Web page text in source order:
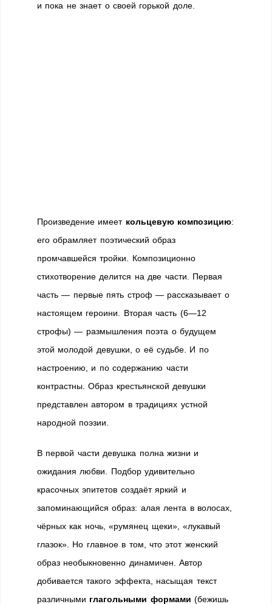
и пока не знает о своей горькой доле.
Произведение имеет кольцевую композицию:
его обрамляет поэтический образ
промчавшейся тройки. Композиционно
стихотворение делится на две части. Первая
часть — первые пять строф — рассказывает о
настоящем героини. Вторая часть (6—12
строфы) — размышления поэта о будущем
этой молодой девуш­ки, о её судьбе. И по
настроению, и по содержанию части
контрастны. Образ крестьянской девушки
представлен авто­ром в традициях устной
народной поэзии.
В первой части девушка полна жизни и
ожидания любви. Подбор удивительно
красочных эпитетов создаёт яркий и
запоминающийся образ: алая лента в воло­сах,
чёрных как ночь, «румянец щеки», «лукавый
глазок». Но главное в том, что этот женский
образ необыкновенно динамичен. Автор
добивается такого эффекта, насыщая текст
различными глагольными формами (бежишь